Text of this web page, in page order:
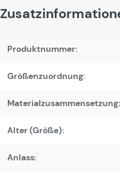
Produktnummer:
Größenzuordnung:
Materialzusammensetzung:
Alter (Größe):
Anlass: